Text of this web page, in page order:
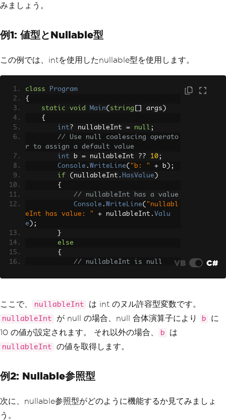
みましょう。
例1: 値型とNullable型
この例では、intを使用したnullable型を使用します。
class
Program
{
static
void Main( string args )
{
int? nullableInt = null ;
// Use null coalescing operato
r to assign a default value
int b = nullableInt ?? 10;
Console . WriteLine( "b: " + b );
if
( nullableInt . HasValue )
{
// nullableInt has a value
Console . WriteLine( "nullabl
eInt has value: "
+ nullableInt . Valu
e );
}
else
{
// nullableInt is null
}
}
VB C#
ここで、 nullableInt は int のヌル許容型変数です。
nullableInt が null の場合、null 合体演算子により b
に
10 の値が設定されます。 それ以外の場合、
b は
nullableInt の値を取得します。
例2: Nullable参照型
次に、nullable参照型がどのように機能するか見てみましょ
う。